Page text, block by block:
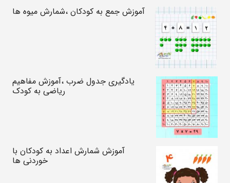
آموزش جمع به کودکان ،شمارش میوه ها
یادگیری جدول ضرب ،آموزش مفاهیم
ریاضی به کودک
آموزش شمارش اعداد به کودکان با
خوردنی ها